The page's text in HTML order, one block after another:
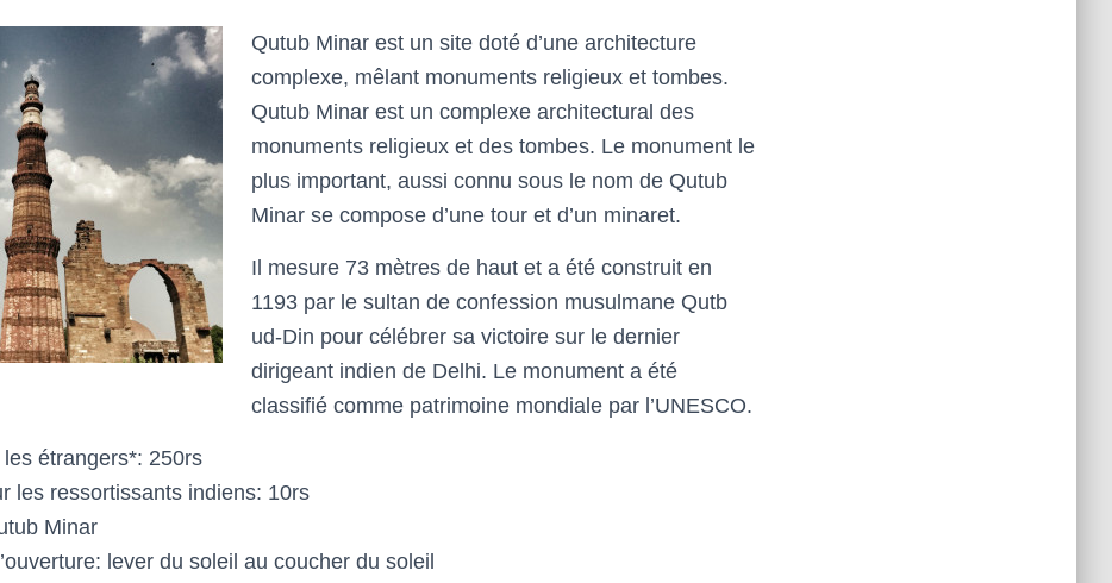
Qutub Minar est un site doté d’une architecture
complexe, mêlant monuments religieux et tombes.
Qutub Minar est un complexe architectural des
monuments religieux et des tombes. Le monument le
plus important, aussi connu sous le nom de Qutub
Minar se compose d’une tour et d’un minaret.
Il mesure 73 mètres de haut et a été construit en
1193 par le sultan de confession musulmane Qutb
ud-Din pour célébrer sa victoire sur le dernier
dirigeant indien de Delhi. Le monument a été
classifié comme patrimoine mondiale par l’UNESCO.
étrangers*: 250rs
les ressortissants indiens: 10rs
Minar
lever du soleil au coucher du soleil